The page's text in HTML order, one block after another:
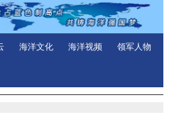
海洋文化 海洋视频 领军人物